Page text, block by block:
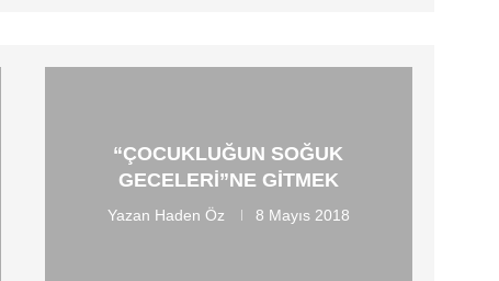
“ÇOCUKLUĞUN SOĞUK
GECELERI”NE GITMEK
Yazan Haden Öz 8 Mayıs 2018